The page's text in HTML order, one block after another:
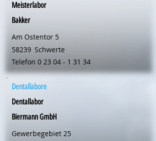
Meisterlabor
Bakker
Am Ostentor 5
58239 Schwerte
Telefon 0 23 04 - 1 31 34
Dentallabore
Dentallabor
Biermann GmbH
Gewerbegebiet 25